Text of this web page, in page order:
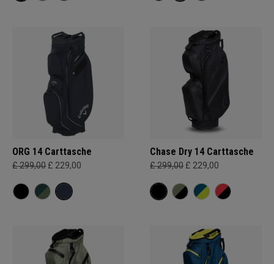
ORG 14 Carttasche
£ 299,00 £ 229,00
Chase Dry 14 Carttasche
£ 299,00 £ 229,00